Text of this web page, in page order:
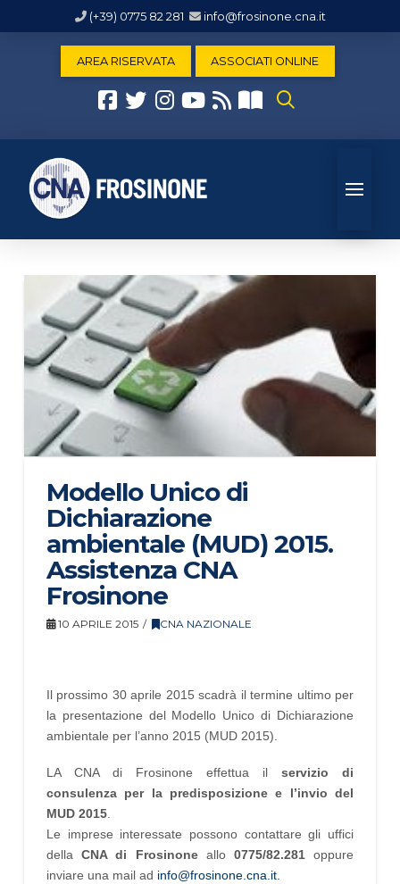
(+39) 0775 82 281 info@frosinone.cna.it
AREA RISERVATA ASSOCIATI ONLINE
Modello Unico di
Dichiarazione
ambientale (MUD) 2015.
Assistenza CNA
Frosinone
10 APRILE 2015 CNA NAZIONALE
Il prossimo 30 aprile 2015 scadrà il termine ultimo per
la presentazione del Modello Unico di Dichiarazione
ambientale per l’anno 2015 (MUD 2015).
LA CNA di Frosinone effettua ilservizio di
consulenza per la predisposizione e l’invio del
MUD 2015.
Le imprese interessate possono contattare gli uffici
dellaCNA di Frosinoneallo 0775/82.281oppure
inviare una mail ad info@frosinone.cna.it.